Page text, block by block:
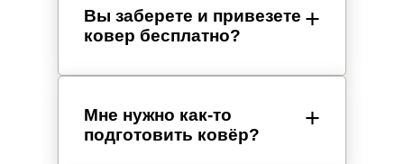
Вы заберете и привезете
ковер бесплатно?
Мне нужно как-то
подготовить ковёр?